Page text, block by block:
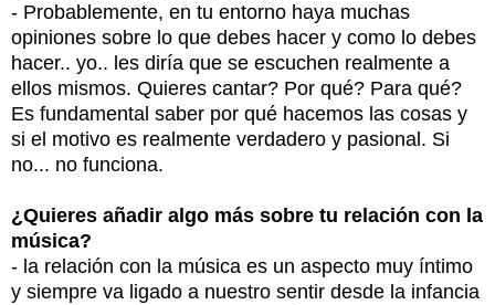
- Probablemente, en tu entorno haya muchas
opiniones sobre lo que debes hacer y como lo debes
hacer.. yo.. les diría que se escuchen realmente a
ellos mismos. Quieres cantar? Por qué? Para qué?
Es fundamental saber por qué hacemos las cosas y
si el motivo es realmente verdadero y pasional. Si
no... no funciona.
¿Quieres añadir algo más sobre tu relación con la
música?
- la relación con la música es un aspecto muy íntimo
y siempre va ligado a nuestro sentir desde la infancia